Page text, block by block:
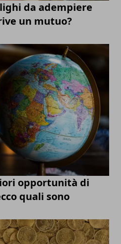
da adempiere
un mutuo?
opportunità di
quali sono